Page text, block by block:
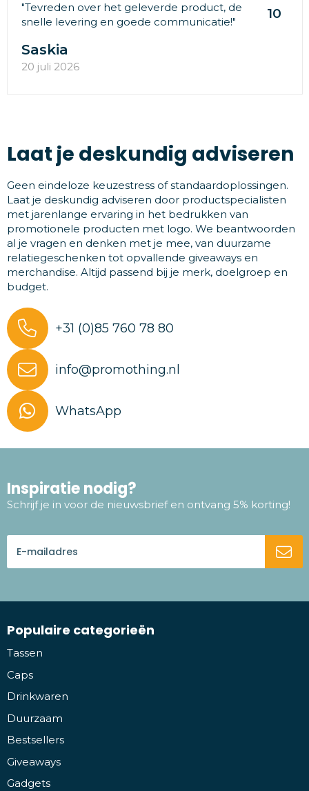
"Tevreden over het geleverde product, de
snelle levering en goede communicatie!"
10
Saskia
20 juli 2026
Laat je deskundig adviseren
Geen eindeloze keuzestress of standaardoplossingen.
Laat je deskundig adviseren door productspecialisten
met jarenlange ervaring in het bedrukken van
promotionele producten met logo. We beantwoorden
al je vragen en denken met je mee, van duurzame
relatiegeschenken tot opvallende giveaways en
merchandise. Altijd passend bij je merk, doelgroep en
budget.
+31 (0)85 760 78 80
info@promothing.nl
WhatsApp
Inspiratie nodig?
Schrijf je in voor de nieuwsbrief en ontvang 5% korting!
Populaire categorieën
Tassen
Caps
Drinkwaren
Duurzaam
Bestsellers
Giveaways
Gadgets